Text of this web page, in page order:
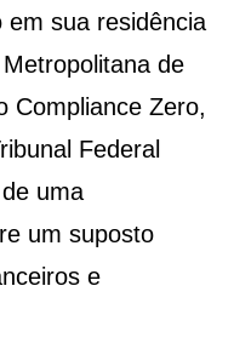
em sua residência
de
Compliance Zero,
Federal
uma
um suposto
e